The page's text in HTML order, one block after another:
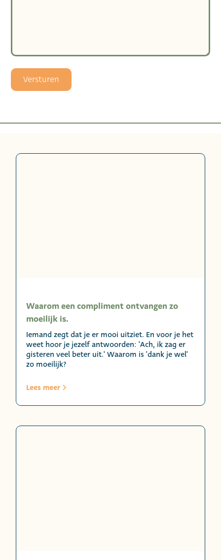
Waarom een compliment ontvangen zo
moeilijk is.
Iemand zegt dat je er mooi uitziet. En voor je het
weet hoor je jezelf antwoorden: 'Ach, ik zag er
gisteren veel beter uit.' Waarom is 'dank je wel'
zo moeilijk?
Lees meer